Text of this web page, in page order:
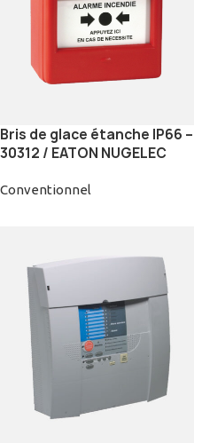
Bris de glace étanche IP66 –
30312 / EATON NUGELEC
Conventionnel